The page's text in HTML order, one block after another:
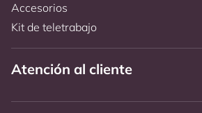
Accesorios
Kit de teletrabajo
Atención al cliente